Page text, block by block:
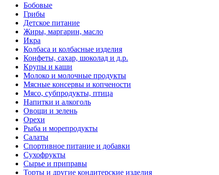
Бобовые
Грибы
Детское питание
Жиры, маргарин, масло
Икра
Колбаса и колбасные изделия
Конфеты, сахар, шоколад и д.р.
Крупы и каши
Молоко и молочные продукты
Мясные консервы и копчености
Мясо, субпродукты, птица
Напитки и алкоголь
Овощи и зелень
Орехи
Рыба и морепродукты
Салаты
Спортивное питание и добавки
Сухофрукты
Сырье и приправы
Торты и другие кондитерские изделия